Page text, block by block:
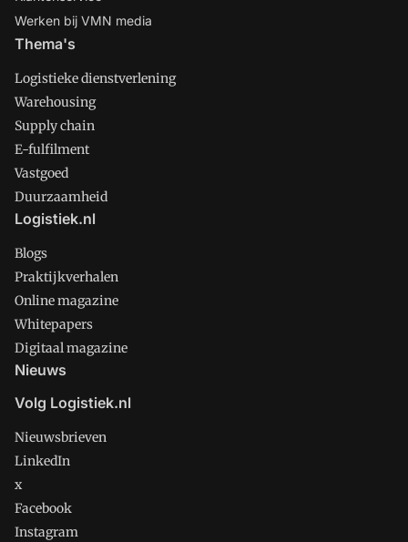
Werken bij VMN media
Thema's
Logistieke dienstverlening
Warehousing
Supply chain
E-fulfilment
Vastgoed
Duurzaamheid
Logistiek.nl
Blogs
Praktijkverhalen
Online magazine
Whitepapers
Digitaal magazine
Nieuws
Volg Logistiek.nl
Nieuwsbrieven
LinkedIn
x
Facebook
Instagram